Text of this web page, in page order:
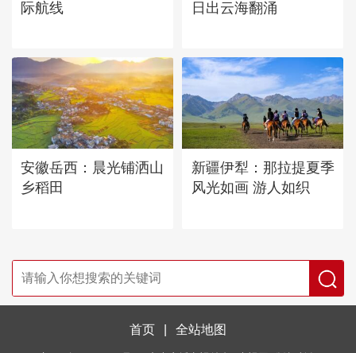
际航线
日出云海翻涌
安徽岳西：晨光铺洒山
乡稻田
新疆伊犁：那拉提夏季
风光如画 游人如织
首页 全站地图